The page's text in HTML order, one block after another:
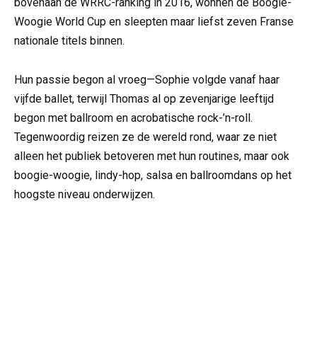
bovenaan de WRRC-ranking in 2016, wonnen de Boogie-
Woogie World Cup en sleepten maar liefst zeven Franse
nationale titels binnen.
Hun passie begon al vroeg—Sophie volgde vanaf haar
vijfde ballet, terwijl Thomas al op zevenjarige leeftijd
begon met ballroom en acrobatische rock-’n-roll.
Tegenwoordig reizen ze de wereld rond, waar ze niet
alleen het publiek betoveren met hun routines, maar ook
boogie-woogie, lindy-hop, salsa en ballroomdans op het
hoogste niveau onderwijzen.